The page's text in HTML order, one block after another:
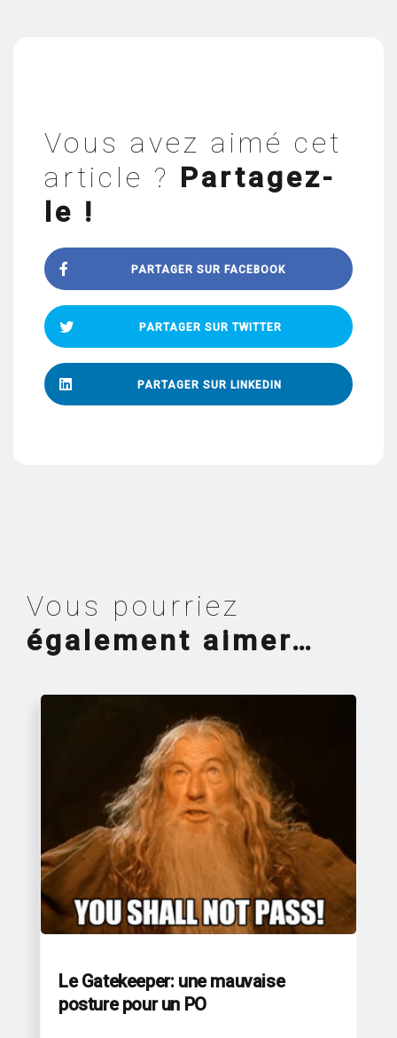
Vous avez aimé cet
article ? Partagez-
le !
PARTAGER SUR FACEBOOK
PARTAGER SUR TWITTER
PARTAGER SUR LINKEDIN
Vous pourriez
également aimer…
Le Gatekeeper: une mauvaise
posture pour un PO